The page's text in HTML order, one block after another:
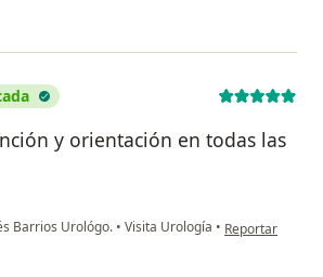
y orientación en todas las
Barrios Urológo. • Visita Urología • en opinión del
Reportar